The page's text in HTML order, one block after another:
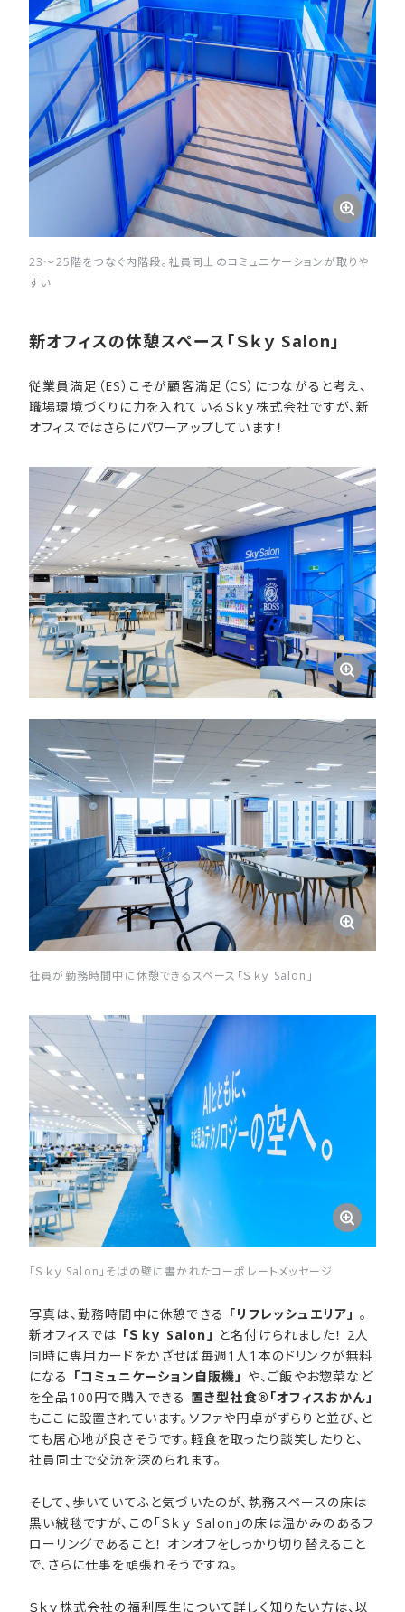
23～25階をつなぐ内階段。社員同士のコミュニケーションが取りや
すい
新オフィスの​休憩スペース​「Ｓｋｙ Salon」
従業員満足（ES）こそが顧客満足（CS）につながると考え、
職場環境づくりに力を入れているＳｋｙ株式会社ですが、新
オフィスではさらにパワーアップしています！
社員が勤務時間中に休憩できるスペース「Ｓｋｙ Salon」
「Ｓｋｙ Salon」そばの壁に書かれたコーポレートメッセージ
写真は、勤務時間中に休憩できる 「リフレッシュエリア」 。
新オフィスでは 「Ｓｋｙ Salon」 と名付けられました！ 2人
同時に専用カードをかざせば毎週1人1本のドリンクが無料
になる 「コミュニケーション自販機」 や、ご飯やお惣菜など
を全品100円で購入できる 置き型社食®「オフィスおかん」
もここに設置されています。ソファや円卓がずらりと並び、と
ても居心地が良さそうです。軽食を取ったり談笑したりと、
社員同士で交流を深められます。
そして、歩いていてふと気づいたのが、執務スペースの床は
黒い絨毯ですが、この「Ｓｋｙ Salon」の床は温かみのあるフ
ローリングであること！ オンオフをしっかり切り替えること
で、さらに仕事を頑張れそうですね。
Ｓｋｙ株式会社の福利厚生について詳しく知りたい方は、以